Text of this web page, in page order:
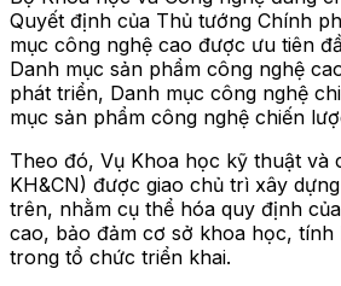
Quyết định của Thủ tướng Chính
mục công nghệ cao được ưu tiên
Danh mục sản phẩm công nghệ
phát triển, Danh mục công nghệ
mục sản phẩm công nghệ chiến
Theo đó, Vụ Khoa học kỹ thuật và
KH&CN) được giao chủ trì xây dựng
trên, nhằm cụ thể hóa quy định của
cao, bảo đảm cơ sở khoa học, tính
trong tổ chức triển khai.